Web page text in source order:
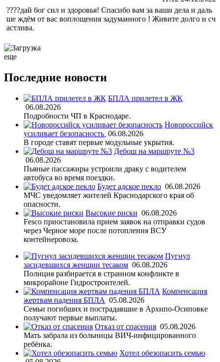
????дай бог сил и здоровья! Спасибо вам за ваши дела и даль
ше ждём от вас воплощения задуманного ! Живите долго и сч
астлива.
еще
Последние новости
БПЛА прилетел в ЖК
06.08.2026
Подробности ЧП в Краснодаре.
Новороссийск
усиливает безопасность 06.08.2026
В городе ставят первые модульные укрытия.
Дебош на маршруте №3
06.08.2026
Пьяные пассажиры устроили драку с водителем
автобуса во время поездки.
Будет адское пекло 06.08.2026
МЧС уведомляет жителей Краснодарского края об
опасности.
Высокие риски 06.08.2026
Fesco приостановила прием заявок на отправки судов
через Черное море после потопления ВСУ
контейнеровоза.
Пугнул
засидевшихся женщин тесаком 06.08.2026
Полиция разбирается в странном конфликте в
микрорайоне Гидростроителей.
Компенсация
жертвам падения БПЛА 05.08.2026
Семьи погибших и пострадавшие в Архипо-Осиповке
получают первые выплаты.
Отказ от спасения 05.08.2026
Мать забрала из больницы ВИЧ-инфицированного
ребёнка.
Хотел обезопасить семью